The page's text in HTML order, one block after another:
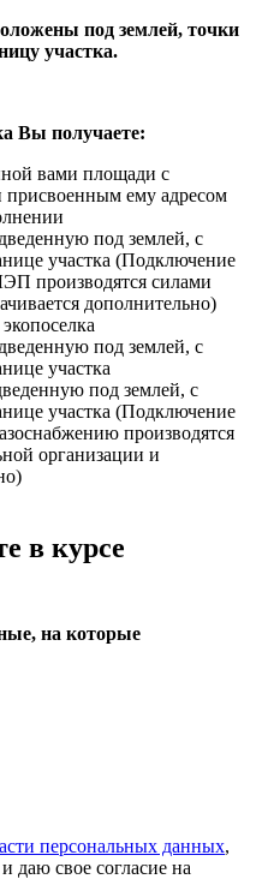
под землей, точки
участка.
Вы получаете:
вами площади с
ему адресом
под землей, с
участка (Подключение
производятся силами
дополнительно)
под землей, с
участка
под землей, с
участка (Подключение
производятся
организации и
в курсе
на которые
персональных данных,
и даю свое согласие на